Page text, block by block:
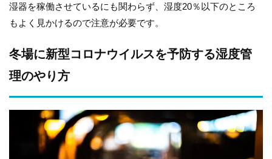
湿器を稼働させているにも関わらず、湿度20％以下のところ
もよく見かけるので注意が必要です。
冬場に新型コロナウイルスを予防する湿度管
理のやり方